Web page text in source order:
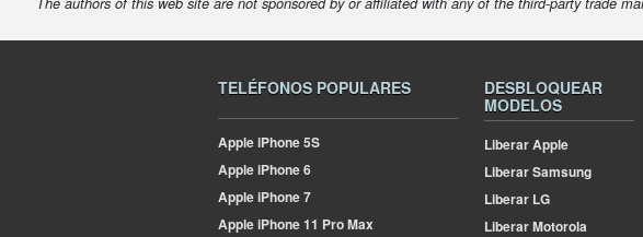
TELÉFONOS POPULARES
AppleiPhone 5S
AppleiPhone 6
AppleiPhone 7
AppleiPhone 11 Pro Max
DESBLOQUEAR
MODELOS
Liberar Apple
Liberar Samsung
Liberar LG
Liberar Motorola